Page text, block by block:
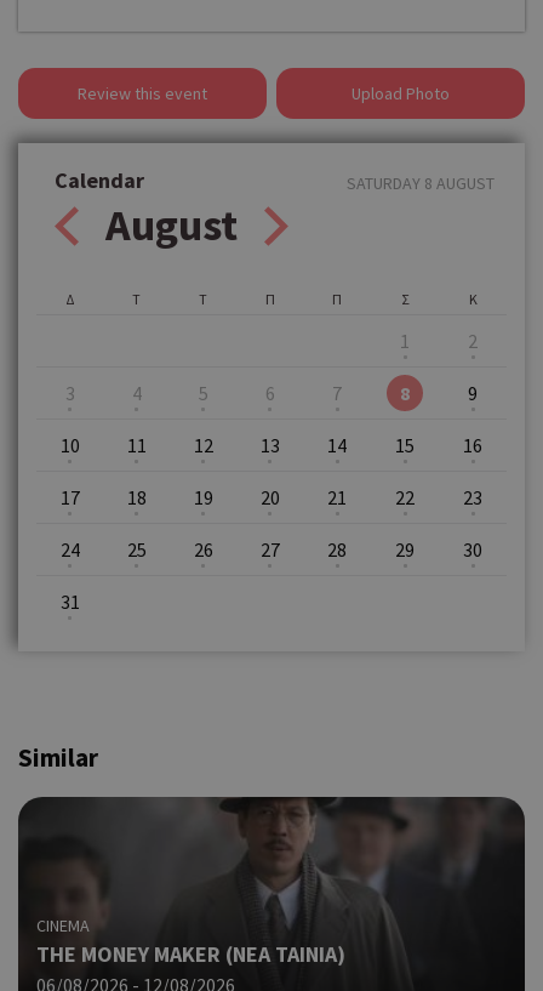
Review this event Upload Photo
Calendar
August
SATURDAY 8 AUGUST
Δ Τ Τ Π Π Σ
1
Κ
2
3 4 5 6 7 8 9
10 11 12 13 14 15 16
17 18 19 20 21 22 23
24 25 26 27 28 29 30
31
Similar
CINEMA
THE MONEY MAKER (ΝΕΑ ΤΑΙΝΙΑ)
06/08/2026 - 12/08/2026